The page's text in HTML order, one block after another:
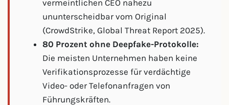
vermeintlichen CEO nahezu
ununterscheidbar vom Original
(CrowdStrike, Global Threat Report 2025).
80 Prozent ohne Deepfake-Protokolle:
Die meisten Unternehmen haben keine
Verifikationsprozesse für verdächtige
Video- oder Telefonanfragen von
Führungskräften.